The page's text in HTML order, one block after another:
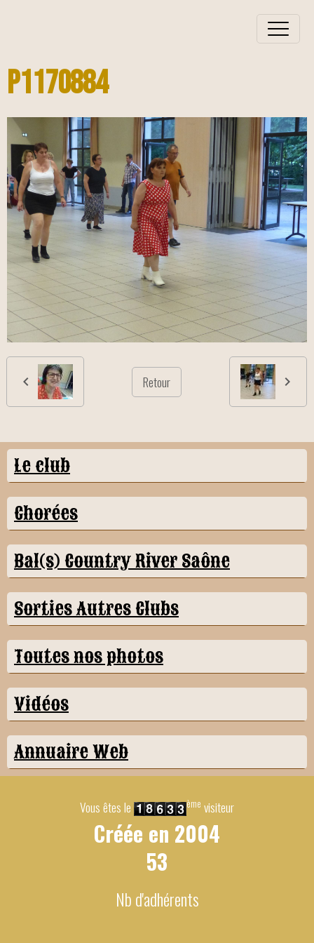
P1170884
Retour
Le club
Chorées
Bal(s) Country River Saône
Sorties Autres Clubs
Toutes nos photos
Vidéos
Annuaire Web
Vous êtes le ème visiteur
Créée en 2004
53
Nb d'adhérents